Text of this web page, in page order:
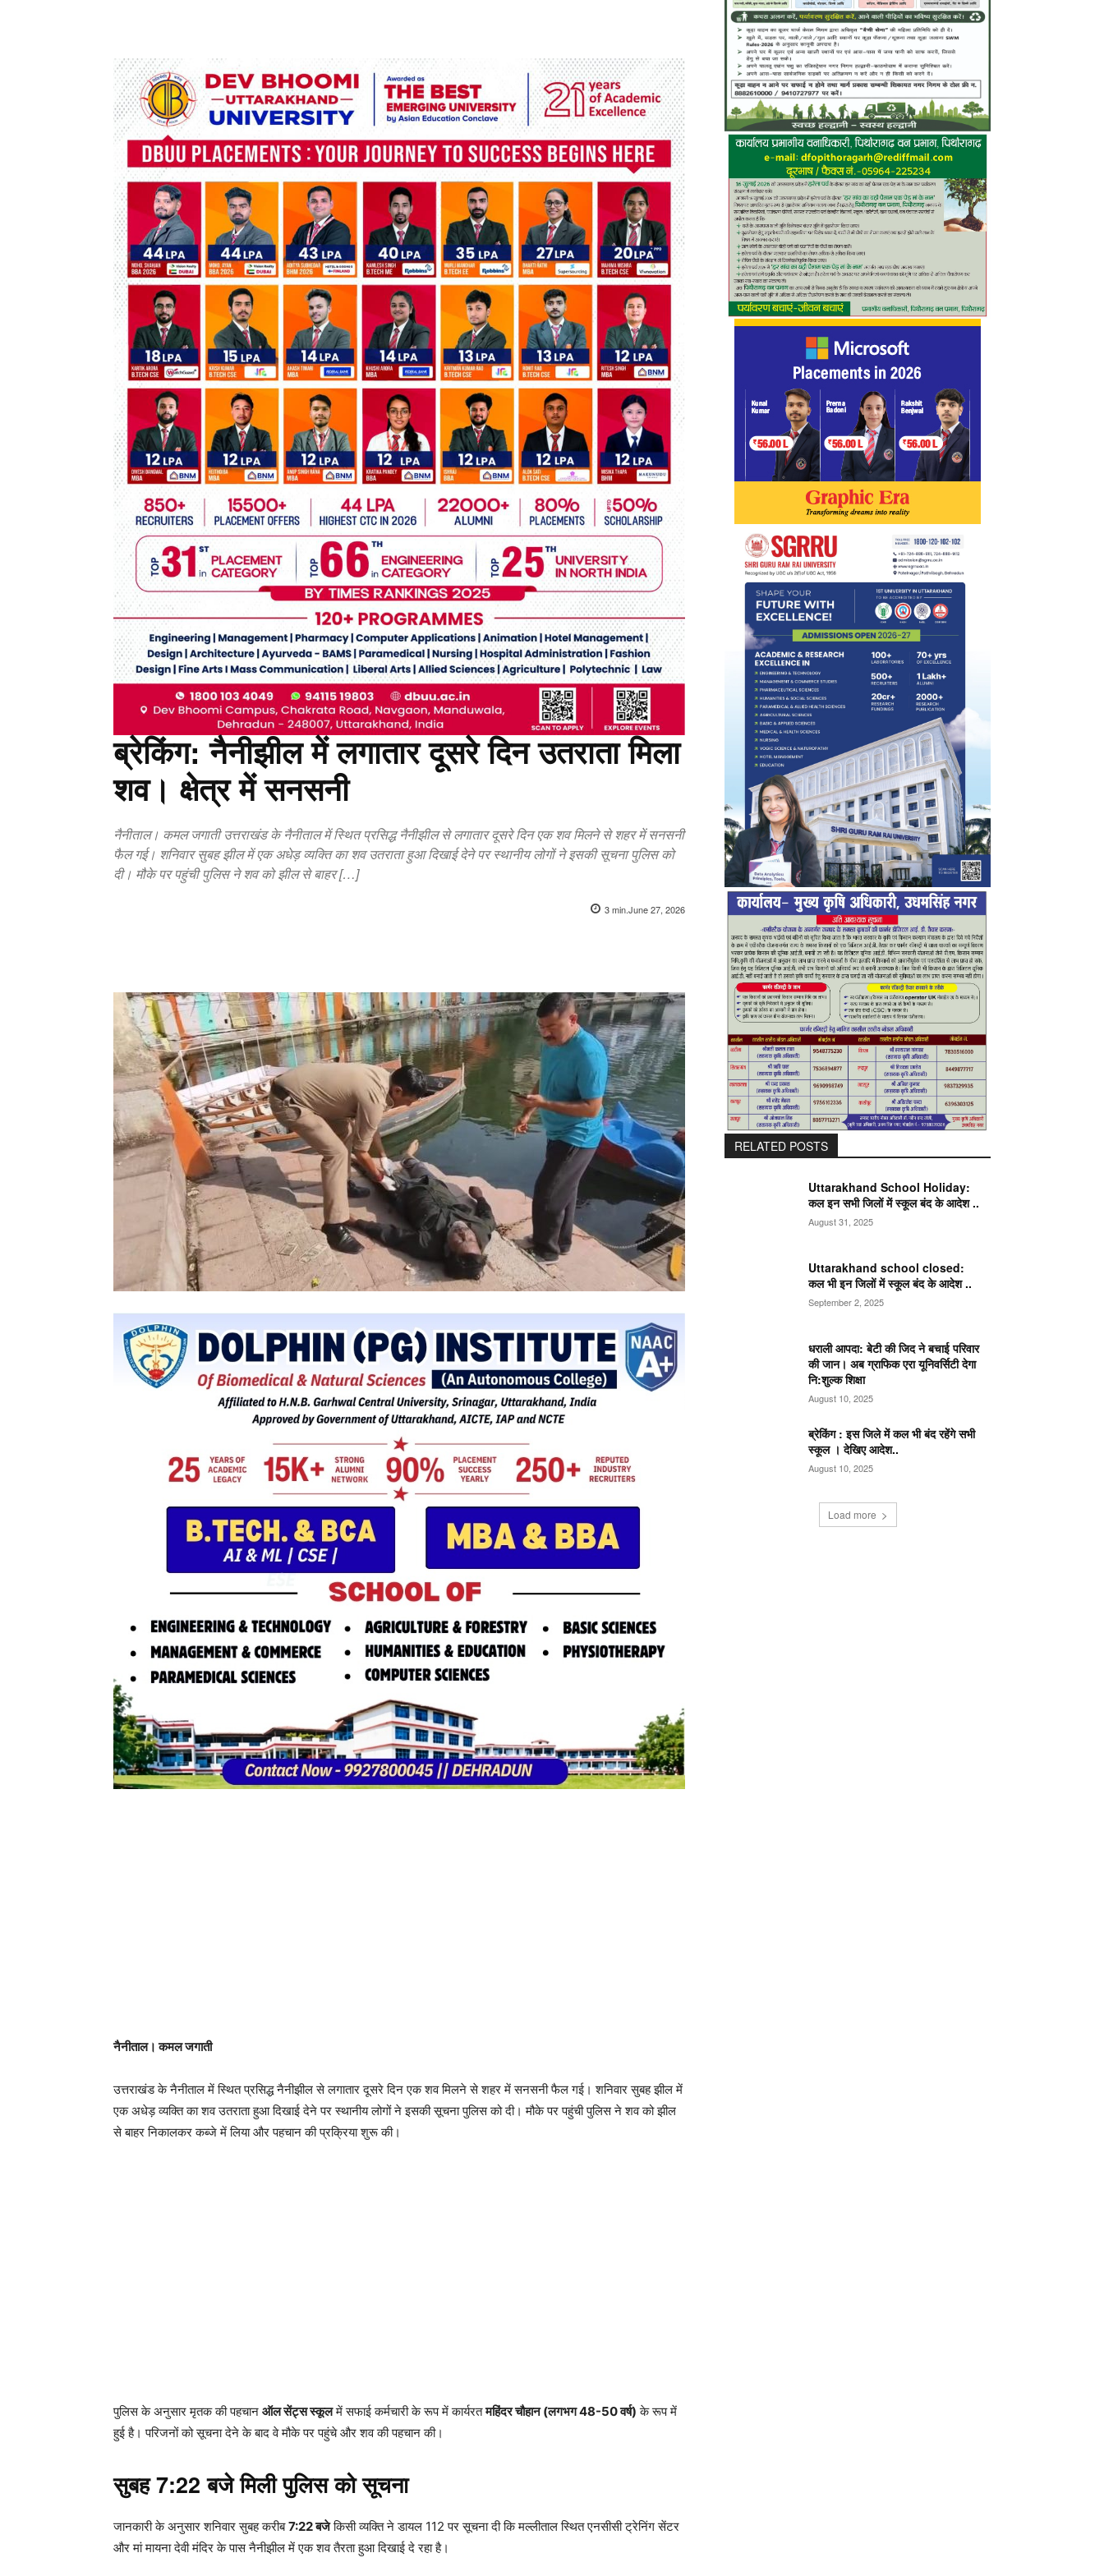
ब्रेकिंग: नैनीझील में लगातार दूसरे दिन उतराता मिला
शव। क्षेत्र में सनसनी
नैनीताल। कमल जगाती उत्तराखंड के नैनीताल में स्थित प्रसिद्ध नैनीझील से लगातार दूसरे दिन एक शव मिलने से शहर में सनसनी
फैल गई। शनिवार सुबह झील में एक अधेड़ व्यक्ति का शव उतराता हुआ दिखाई देने पर स्थानीय लोगों ने इसकी सूचना पुलिस को
दी। मौके पर पहुंची पुलिस ने शव को झील से बाहर […]
3min.June 27, 2026
नैनीताल। कमल जगाती
उत्तराखंड के नैनीताल में स्थित प्रसिद्ध नैनीझील से लगातार दूसरे दिन एक शव मिलने से शहर में सनसनी फैल गई। शनिवार सुबह झील में
एक अधेड़ व्यक्ति का शव उतराता हुआ दिखाई देने पर स्थानीय लोगों ने इसकी सूचना पुलिस को दी। मौके पर पहुंची पुलिस ने शव को झील
से बाहर निकालकर कब्जे में लिया और पहचान की प्रक्रिया शुरू की।
पुलिस के अनुसार मृतक की पहचान ऑल सेंट्स स्कूलमें सफाई कर्मचारी के रूप में कार्यरतमहिंदर चौहान (लगभग 48-50 वर्ष) के रूप में
हुई है। परिजनों को सूचना देने के बाद वे मौके पर पहुंचे और शव की पहचान की।
सुबह 7:22 बजे मिली पुलिस को सूचना
जानकारी के अनुसार शनिवार सुबह करीब7:22 बजेकिसी व्यक्ति ने डायल 112 पर सूचना दी कि मल्लीताल स्थित एनसीसी ट्रेनिंग सेंटर
और मां मायना देवी मंदिर के पास नैनीझील में एक शव तैरता हुआ दिखाई दे रहा है।
RELATED POSTS
Uttarakhand School Holiday:
कल इन सभी जिलों में स्कूल बंद के आदेश ..
August 31, 2025
Uttarakhand school closed:
कल भी इन जिलों में स्कूल बंद के आदेश ..
September 2, 2025
धराली आपदा: बेटी की जिद ने बचाई परिवार
की जान। अब ग्राफिक एरा यूनिवर्सिटी देगा
नि:शुल्क शिक्षा
August 10, 2025
ब्रेकिंग : इस जिले में कल भी बंद रहेंगे सभी
स्कूल । देखिए आदेश..
August 10, 2025
Load more